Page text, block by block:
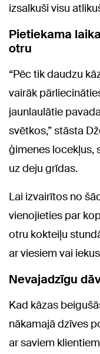
izsalkuši visu
Pietiekama
otru
“Pēc tik daudzu
vairāk
jaunlaulātie
svētkos,” stāsta
ģimenes locekļus,
uz deju grīdas.
Lai izvairītos no
vienojieties par
otru kokteiļu
ar viesiem vai
Nevajadzīgu
Kad kāzas
nākamajā dzīves
ar saviem